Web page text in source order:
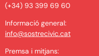
(+34) 93 399 69 60
Informació general:
info@sostrecivic.cat
Premsa i mitjans: